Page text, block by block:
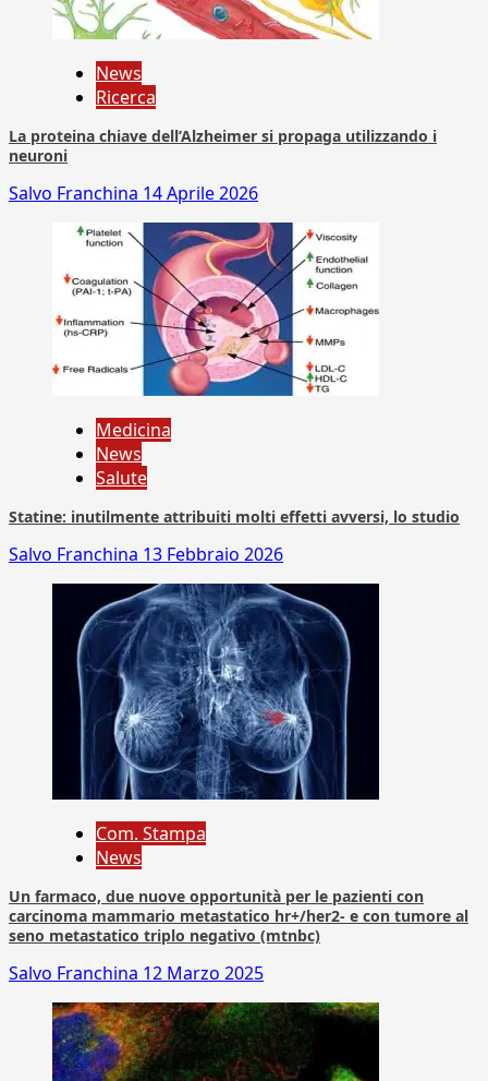
News
Ricerca
La proteina chiave dell’Alzheimer si propaga utilizzando i
neuroni
Salvo Franchina 14 Aprile 2026
Medicina
News
Salute
Statine: inutilmente attribuiti molti effetti avversi, lo studio
Salvo Franchina 13 Febbraio 2026
Com. Stampa
News
Un farmaco, due nuove opportunità per le pazienti con
carcinoma mammario metastatico hr+/her2- e con tumore al
seno metastatico triplo negativo (mtnbc)
Salvo Franchina 12 Marzo 2025